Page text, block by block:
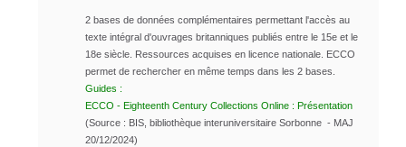
2 bases de données complémentaires permettant l'accès au
texte intégral d'ouvrages britanniques publiés entre le 15e et le
18e siècle. Ressources acquises en licence nationale. ECCO
permet de rechercher en même temps dans les 2 bases.
Guides :
ECCO - Eighteenth Century Collections Online : Présentation
(Source : BIS, bibliothèque interuniversitaire Sorbonne - MAJ
20/12/2024)